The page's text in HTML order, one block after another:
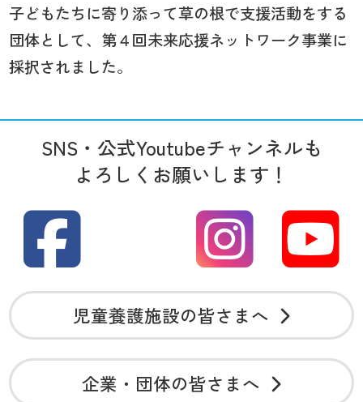
子どもたちに寄り添って草の根で支援活動をする
団体として、第４回未来応援ネットワーク事業に
採択されました。
SNS・公式Youtubeチャンネルも
よろしくお願いします！
児童養護施設の皆さまへ
企業・団体の皆さまへ